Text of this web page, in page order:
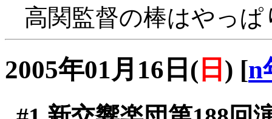
高関監督の棒はやっぱ
2005年01月16日( 日 ) [n